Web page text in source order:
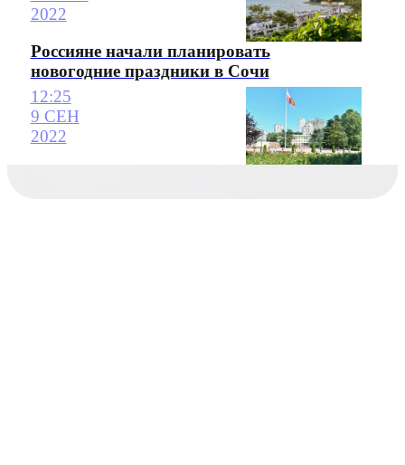
2022
Россияне начали планировать
новогодние праздники в Сочи
12:25
9 СЕН
2022